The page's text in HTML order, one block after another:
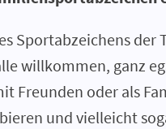
Sportabzeichens der
willkommen, ganz
Freunden oder als
und vielleicht